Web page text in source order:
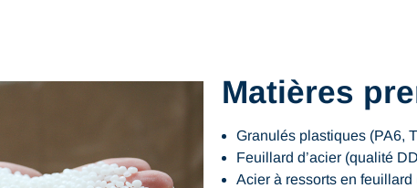
Matières
Granulés plastiques (PA6,
Feuillard d’acier (qualité
Acier à ressorts en